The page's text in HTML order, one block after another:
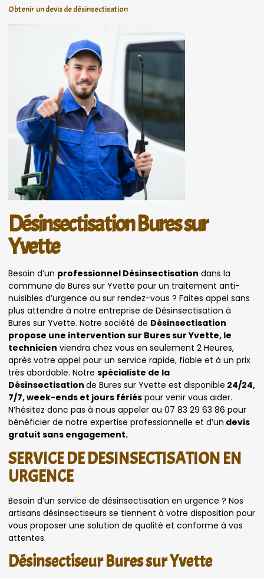
Obtenir un devis de désinsectisation
Désinsectisation Bures sur
Yvette
Besoin d’un professionnel Désinsectisation dans la
commune de Bures sur Yvette pour un traitement anti-
nuisibles d’urgence ou sur rendez-vous ? Faites appel sans
plus attendre à notre entreprise de Désinsectisation à
Bures sur Yvette. Notre société de Désinsectisation
propose une intervention sur Bures sur Yvette, le
technicien viendra chez vous en seulement 2 Heures,
après votre appel pour un service rapide, fiable et à un prix
très abordable. Notre spécialiste de la
Désinsectisation de Bures sur Yvette est disponible 24/24,
7/7, week-ends et jours fériés pour venir vous aider.
N’hésitez donc pas à nous appeler au 07 83 29 63 86 pour
bénéficier de notre expertise professionnelle et d’un devis
gratuit sans engagement.
SERVICE DE DESINSECTISATION EN
URGENCE
Besoin d’un service de désinsectisation en urgence ? Nos
artisans désinsectiseurs se tiennent à votre disposition pour
vous proposer une solution de qualité et conforme à vos
attentes.
Désinsectiseur Bures sur Yvette